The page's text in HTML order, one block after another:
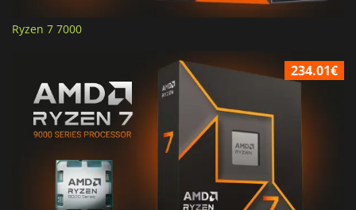
Ryzen 7 7000
234.01€